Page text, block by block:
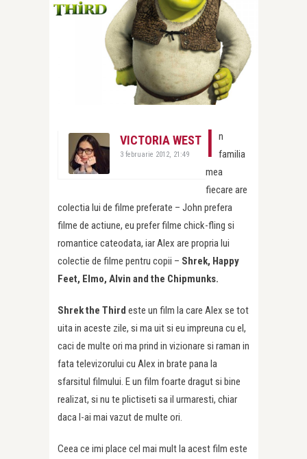
VICTORIA WEST
3 februarie 2012, 21:49 I n
familia
mea
fiecare are
colectia lui de filme preferate – John prefera
filme de actiune, eu prefer filme chick-fling si
romantice cateodata, iar Alex are propria lui
colectie de filme pentru copii – Shrek, Happy
Feet, Elmo, Alvin and the Chipmunks.
Shrek the Third este un film la care Alex se tot
uita in aceste zile, si ma uit si eu impreuna cu el,
caci de multe ori ma prind in vizionare si raman in
fata televizorului cu Alex in brate pana la
sfarsitul filmului. E un film foarte dragut si bine
realizat, si nu te plictiseti sa il urmaresti, chiar
daca l-ai mai vazut de multe ori.
Ceea ce imi place cel mai mult la acest film este